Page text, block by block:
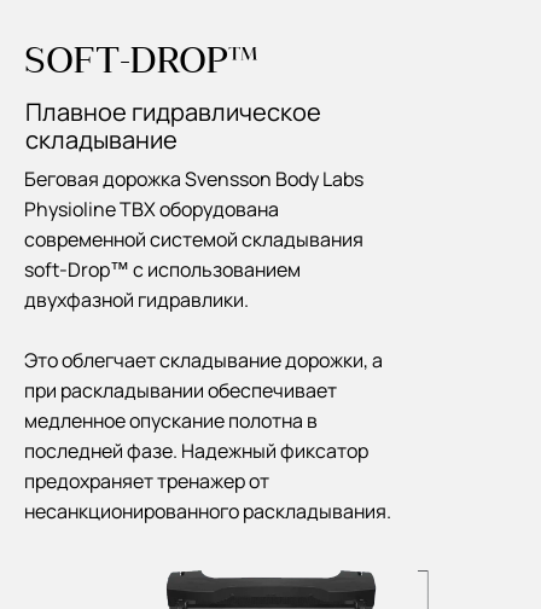
SOFT-DROP™
Плавное гидравлическое
складывание
Беговая дорожка Svensson Body Labs
Physioline TBX оборудована
современной системой складывания
soft-Drop™ с использованием
двухфазной гидравлики.
Это облегчает складывание дорожки, а
при раскладывании обеспечивает
медленное опускание полотна в
последней фазе. Надежный фиксатор
предохраняет тренажер от
несанкционированного раскладывания.